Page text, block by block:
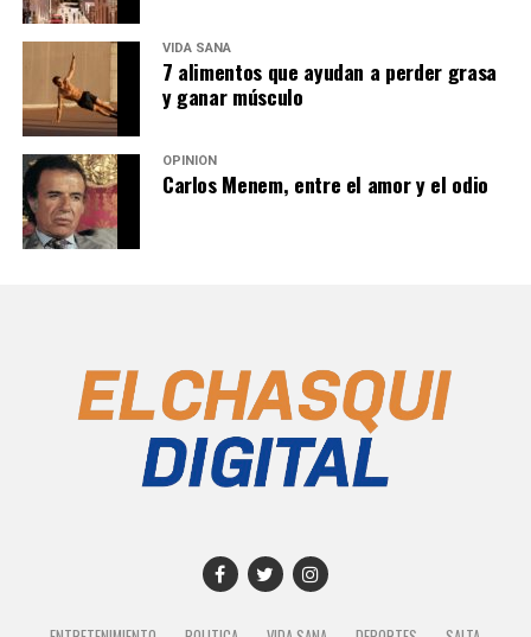
VIDA SANA
7 alimentos que ayudan a perder grasa
y ganar músculo
OPINIÓN
Carlos Menem, entre el amor y el odio